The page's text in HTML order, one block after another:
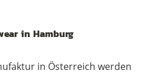
Menge
in Hamburg
in Österreich werden